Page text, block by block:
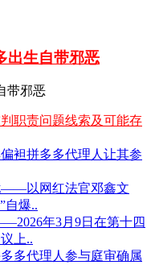
出生自带邪恶
带邪恶
职责问题线索及可能存
袒拼多多代理人让其参
——以网红法官邓鑫文
自爆..
年3月9日在第十四
上..
多代理人参与庭审确属